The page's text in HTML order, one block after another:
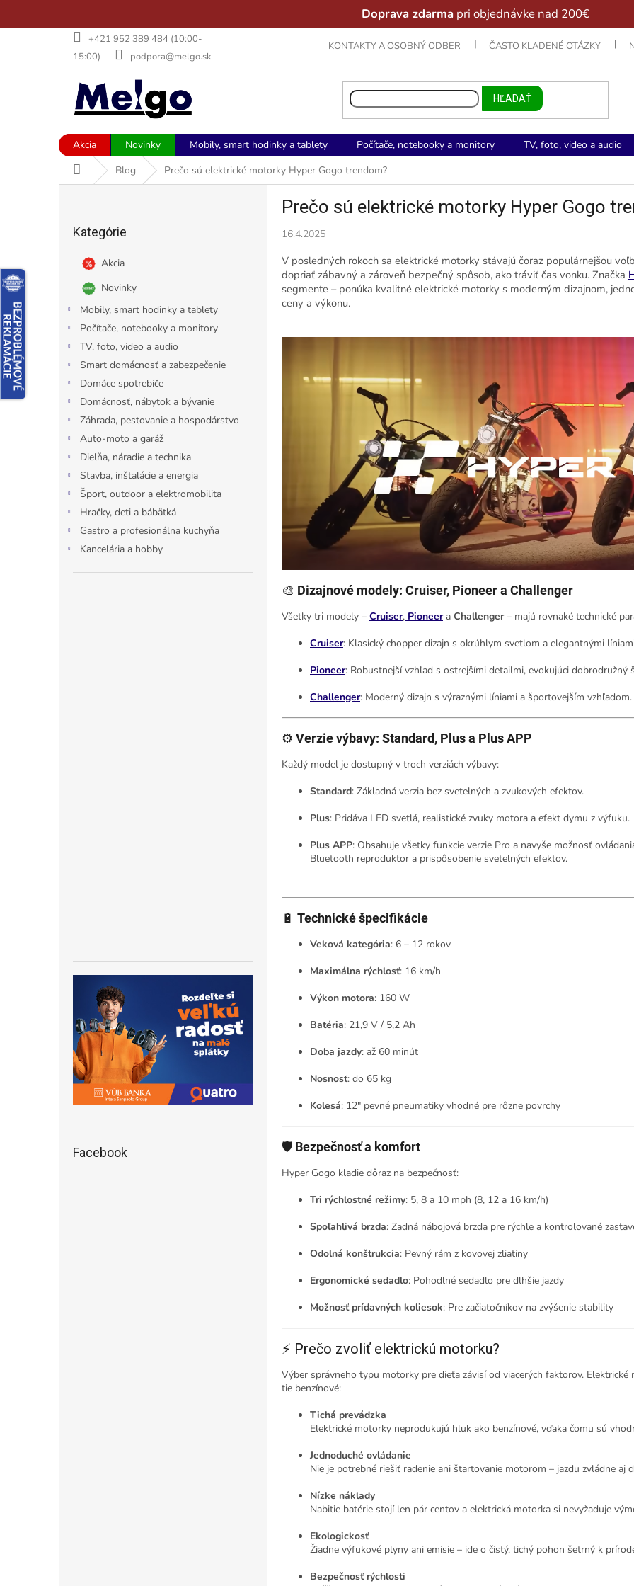
Doprava zdarma pri objednávke nad 200€
obsah
+421 952 389 484 (10:00-
15:00)
podpora@melgo.sk
KONTAKTY A OSOBNÝ ODBER ČASTO KLADENÉ OTÁZKY
HĽADAŤ
Akcia Novinky Mobily, smart hodinky a tablety Počítače, notebooky a monitory
TV, foto, video a audio
DomovBlog Prečo sú elektrické motorky Hyper Gogo trendom?
kategórie
Kategórie
Akcia
Novinky
Mobily, smart hodinky a tablety
Počítače, notebooky a monitory
TV, foto, video a audio
Smart domácnosť a zabezpečenie
Domáce spotrebiče
Domácnosť, nábytok a bývanie
Záhrada, pestovanie a hospodárstvo
Auto-moto a garáž
Dielňa, náradie a technika
Stavba, inštalácie a energia
Šport, outdoor a elektromobilita
Hračky, deti a bábätká
Gastro a profesionálna kuchyňa
Kancelária a hobby
Facebook
Prečo sú elektrické motorky Hyper Gogo
16.4.2025
V posledných rokoch sa elektrické motorky stávajú čoraz populárnejšou
dopriať zábavný a zároveň bezpečný spôsob, ako tráviť čas vonku. Značka
segmente – ponúka kvalitné elektrické motorky s moderným dizajnom,
ceny a výkonu.
🎨 Dizajnové modely: Cruiser, Pioneer a Challenger
Všetky tri modely – Cruiser, Pioneera Challenger– majú rovnaké technické
Cruiser: Klasický chopper dizajn s okrúhlym svetlom a elegantnými
Pioneer: Robustnejší vzhľad s ostrejšími detailmi, evokujúci dobrodružný
Challenger: Moderný dizajn s výraznými líniami a športovejším vzhľadom.
⚙️ Verzie výbavy: Standard, Plus a Plus APP
Každý model je dostupný v troch verziách výbavy:
Standard: Základná verzia bez svetelných a zvukových efektov.
Plus: Pridáva LED svetlá, realistické zvuky motora a efekt dymu z výfuku.
Plus APP: Obsahuje všetky funkcie verzie Pro a navyše možnosť
Bluetooth reproduktor a prispôsobenie svetelných efektov.
🔋 Technické špecifikácie
Veková kategória: 6 – 12 rokov
Maximálna rýchlosť: 16 km/h
Výkon motora: 160 W
Batéria: 21,9 V / 5,2 Ah
Doba jazdy: až 60 minút
Nosnosť: do 65 kg
Kolesá: 12" pevné pneumatiky vhodné pre rôzne povrchy
🛡️ Bezpečnosť a komfort
Hyper Gogo kladie dôraz na bezpečnosť:
Tri rýchlostné režimy: 5, 8 a 10 mph (8, 12 a 16 km/h)
Spoľahlivá brzda: Zadná nábojová brzda pre rýchle a kontrolované
Odolná konštrukcia: Pevný rám z kovovej zliatiny
Ergonomické sedadlo: Pohodlné sedadlo pre dlhšie jazdy
Možnosť prídavných koliesok: Pre začiatočníkov na zvýšenie stability
⚡ Prečo zvoliť elektrickú motorku?
Výber správneho typu motorky pre dieťa závisí od viacerých faktorov.
tie benzínové:
Tichá prevádzka
Elektrické motorky neprodukujú hluk ako benzínové, vďaka čomu sú
Jednoduché ovládanie
Nie je potrebné riešiť radenie ani štartovanie motorom – jazdu zvládne aj
Nízke náklady
Nabitie batérie stojí len pár centov a elektrická motorka si nevyžaduje
Ekologickosť
Žiadne výfukové plyny ani emisie – ide o čistý, tichý pohon šetrný k
Bezpečnosť rýchlosti